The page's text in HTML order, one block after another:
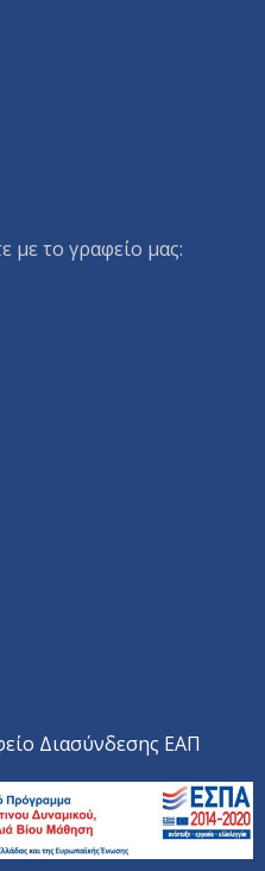
με το γραφείο μας:
Διασύνδεσης ΕΑΠ